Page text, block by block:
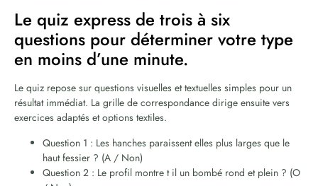
Le quiz express de trois à six
questions pour déterminer votre type
en moins d’une minute.
Le quiz repose sur questions visuelles et textuelles simples pour un
résultat immédiat. La grille de correspondance dirige ensuite vers
exercices adaptés et options textiles.
Question 1 : Les hanches paraissent elles plus larges que le
haut fessier ? (A / Non)
Question 2 : Le profil montre t il un bombé rond et plein ? (O